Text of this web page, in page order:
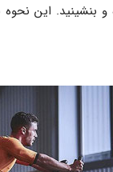
بنشینید. این